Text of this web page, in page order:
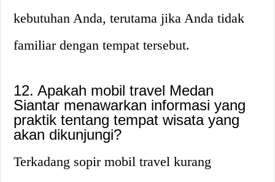
kebutuhan Anda, terutama jika Anda tidak
familiar dengan tempat tersebut.
12. Apakah mobil travel Medan
Siantar menawarkan informasi yang
praktik tentang tempat wisata yang
akan dikunjungi?
Terkadang sopir mobil travel kurang